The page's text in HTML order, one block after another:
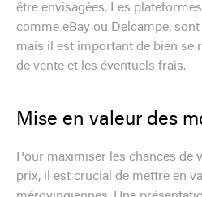
être envisagées. Les
comme eBay ou Delcampe,
mais il est important de bien se
de vente et les éventuels frais.
Mise en valeur des
Pour maximiser les chances de
prix, il est crucial de mettre en